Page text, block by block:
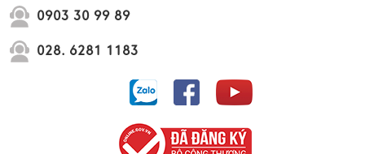
0903 30 99 89
028. 6281 1183